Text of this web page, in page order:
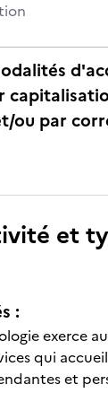
ou par
et
:
exerce
qui
et